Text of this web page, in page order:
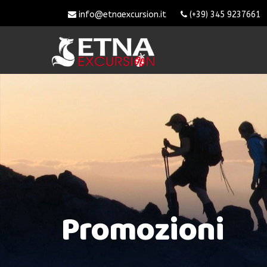
info@etnaexcursion.it (+39) 345 9237661
Promozioni